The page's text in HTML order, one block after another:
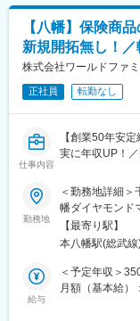
みを提供しています。 そのため様々な車に触
土日祝休みで働
変更の範囲：原
ンタカー、オー
・月次・四半期
・開示資料の作
・税務申告、税
・銀行との折衝
・予算策定、予
・経理財務メ
・上場準備全般
■扱うサービス
当社の事業内容
での事業拡大を
現在は経理財
管理本部長CFO
【八幡】保険商
新規開拓無し！
株式会社ワールドファ
正社員 転勤なし
仕事内容
【創業50年安
実に年収UP！
店】
■業務内容：
アフラックの
ます。各市町村
アポイントを
ご紹介がほとん
イルは対面がメ
勤務地
＜勤務地詳細＞
幡ダイヤモンド
地下鉄／京成
禁煙
【最寄り駅】
本八幡駅(総武
給与
＜予定年収＞
月額（基本給）